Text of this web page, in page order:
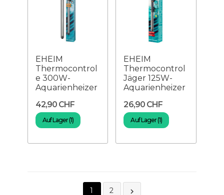
EHEIM
Thermocontrol
e 300W-
Aquarienheizer
42,90 CHF
Auf Lager (1)
EHEIM
Thermocontrol
Jäger 125W-
Aquarienheizer
26,90 CHF
Auf Lager (1)
1 2 